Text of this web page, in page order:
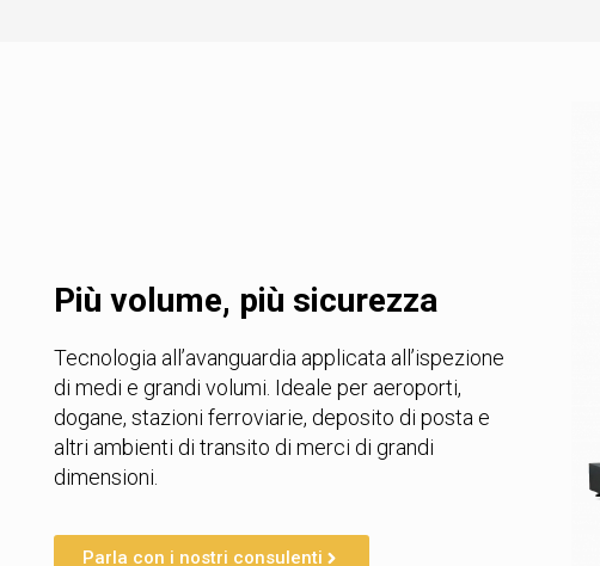
Più volume, più sicurezza
Tecnologia all’avanguardia applicata all’ispezione
di medi e grandi volumi. Ideale per aeroporti,
dogane, stazioni ferroviarie, deposito di posta e
altri ambienti di transito di merci di grandi
dimensioni.
Parla con i nostri consulenti